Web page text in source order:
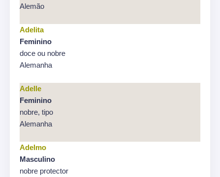
Alemão
Adelita
Feminino
doce ou nobre
Alemanha
Adelle
Feminino
nobre, tipo
Alemanha
Adelmo
Masculino
nobre protector